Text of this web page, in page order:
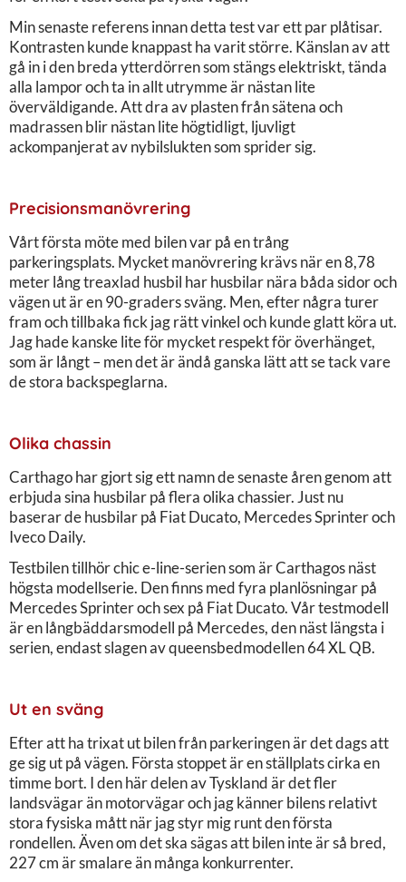
Min senaste referens innan detta test var ett par plåtisar.
Kontrasten kunde knappast ha varit större. Känslan av att
gå in i den breda ytterdörren som stängs elektriskt, tända
alla lampor och ta in allt utrymme är nästan lite
överväldigande. Att dra av plasten från sätena och
madrassen blir nästan lite högtidligt, ljuvligt
ackompanjerat av nybilslukten som sprider sig.
Precisionsmanövrering
Vårt första möte med bilen var på en trång
parkeringsplats. Mycket manövrering krävs när en 8,78
meter lång treaxlad husbil har husbilar nära båda sidor och
vägen ut är en 90-graders sväng. Men, efter några turer
fram och tillbaka fick jag rätt vinkel och kunde glatt köra ut.
Jag hade kanske lite för mycket respekt för överhänget,
som är långt – men det är ändå ganska lätt att se tack vare
de stora backspeglarna.
Olika chassin
Carthago har gjort sig ett namn de senaste åren genom att
erbjuda sina husbilar på flera olika chassier. Just nu
baserar de husbilar på Fiat Ducato, Mercedes Sprinter och
Iveco Daily.
Testbilen tillhör chic e-line-serien som är Carthagos näst
högsta modellserie. Den finns med fyra planlösningar på
Mercedes Sprinter och sex på Fiat Ducato. Vår testmodell
är en långbäddarsmodell på Mercedes, den näst längsta i
serien, endast slagen av queensbedmodellen 64 XL QB.
Ut en sväng
Efter att ha trixat ut bilen från parkeringen är det dags att
ge sig ut på vägen. Första stoppet är en ställplats cirka en
timme bort. I den här delen av Tyskland är det fler
landsvägar än motorvägar och jag känner bilens relativt
stora fysiska mått när jag styr mig runt den första
rondellen. Även om det ska sägas att bilen inte är så bred,
227 cm är smalare än många konkurrenter.